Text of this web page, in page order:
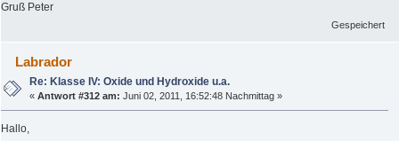
Gruß Peter
Gespeichert
Labrador
Re: Klasse IV: Oxide und Hydroxide u.a.
«Antwort #312 am: Juni 02, 2011, 16:52:48 Nachmittag »
Hallo,